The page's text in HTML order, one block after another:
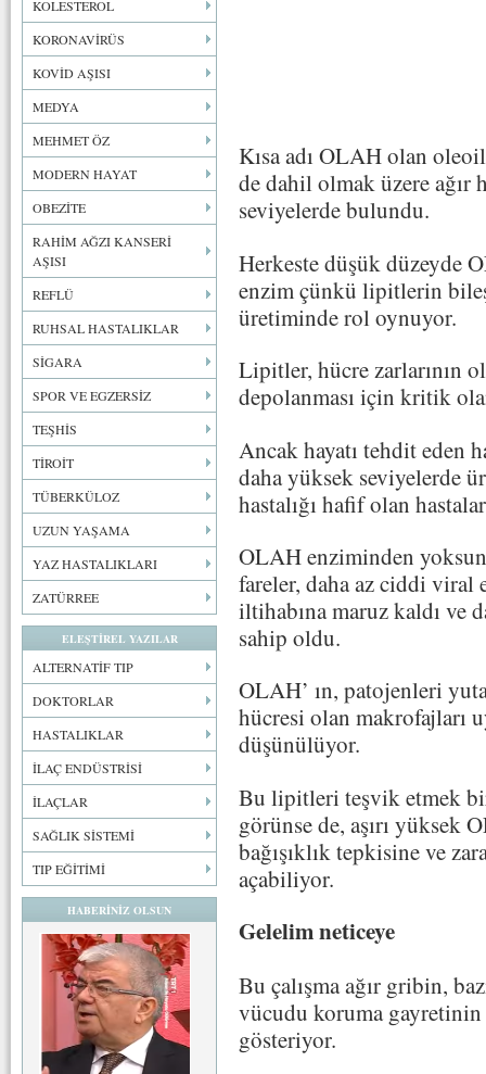
KOLESTEROL
KORONAVİRÜS
KOVİD AŞISI
MEDYA
MEHMET ÖZ
MODERN HAYAT
OBEZİTE
RAHİM AĞZI KANSERİ
AŞISI
REFLÜ
RUHSAL HASTALIKLAR
SİGARA
SPOR VE EGZERSİZ
TEŞHİS
TİROİT
TÜBERKÜLOZ
UZUN YAŞAMA
YAZ HASTALIKLARI
ZATÜRREE
ELEŞTİREL YAZILAR
ALTERNATİF TIP
DOKTORLAR
HASTALIKLAR
İLAÇ ENDÜSTRİSİ
İLAÇLAR
SAĞLIK SİSTEMİ
TIP EĞİTİMİ
HABERİNİZ OLSUN
Kısa adı OLAH olan
de dahil olmak üzere ağır
seviyelerde bulundu.
Herkeste düşük düzeyde
enzim çünkü lipitlerin
üretiminde rol oynuyor.
Lipitler, hücre zarlarının
depolanması için kritik
Ancak hayatı tehdit eden
daha yüksek seviyelerde
hastalığı hafif olan
OLAH enziminden
fareler, daha az ciddi viral
iltihabına maruz kaldı ve
sahip oldu.
OLAH’ ın, patojenleri
hücresi olan
düşünülüyor.
Bu lipitleri teşvik etmek
görünse de, aşırı yüksek
bağışıklık tepkisine ve
açabiliyor.
Gelelim neticeye
Bu çalışma ağır gribin,
vücudu koruma gayretinin
gösteriyor.